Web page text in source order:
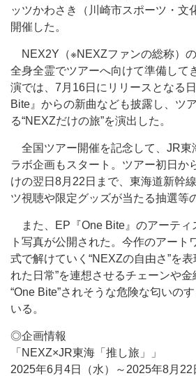
ッツかわさき（川崎市スポーツ・文
開催した。
NEX2Y（※NEXZファンの総称）の
全身全霊でツアーへ向けて準備して
演では、7月16日にリリースとなる
Bite』からの新曲なども披露し、ツ
る“NEXZだけの旅”を演出した。
全国ツアー開催を記念して、JR東
ラボ企画もスタート。ツアー初日か
けの翌日8月22日まで、東海道新幹
ツ視聴や限定グッズが当たる抽選等
また、EP『One Bite』のアーティ
ト写真が公開された。今作のアート
式で解けていく“NEXZの自由さ”を
れた日常”を連想させるチェーンや
“One Bite”されそうな危険な匂いの
いる。
◎企画情報
「NEXZ×JR東海「推し旅」」
2025年6月4日（水）～2025年8月22